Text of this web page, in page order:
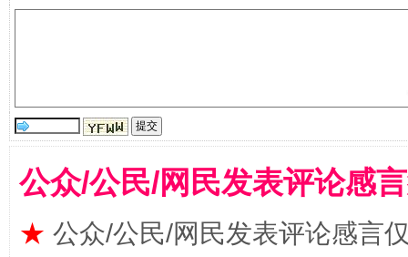
公众/公民/网民发表评论感
★ 公众/公民/网民发表评论感言